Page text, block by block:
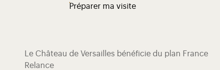
Préparer ma visite
Le Château de Versailles bénéficie du plan France
Relance